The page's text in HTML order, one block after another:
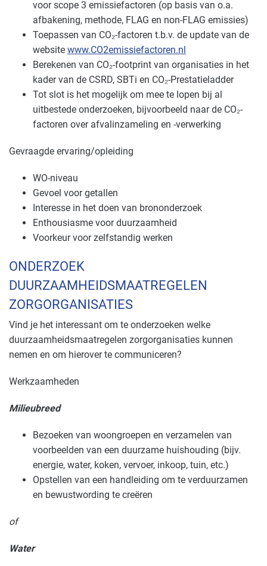
voor scope 3 emissiefactoren (op basis van o.a.
afbakening, methode, FLAG en non-FLAG emissies)
Toepassen van CO₂-factoren t.b.v. de update van de
website www.CO2emissiefactoren.nl
Berekenen van CO₂-footprint van organisaties in het
kader van de CSRD, SBTi en CO₂-Prestatieladder
Tot slot is het mogelijk om mee te lopen bij al
uitbestede onderzoeken, bijvoorbeeld naar de CO₂-
factoren over afvalinzameling en -verwerking
Gevraagde ervaring/opleiding
WO-niveau
Gevoel voor getallen
Interesse in het doen van brononderzoek
Enthousiasme voor duurzaamheid
Voorkeur voor zelfstandig werken
ONDERZOEK
DUURZAAMHEIDSMAATREGELEN
ZORGORGANISATIES
Vind je het interessant om te onderzoeken welke
duurzaamheidsmaatregelen zorgorganisaties kunnen
nemen en om hierover te communiceren?
Werkzaamheden
Milieubreed
Bezoeken van woongroepen en verzamelen van
voorbeelden van een duurzame huishouding (bijv.
energie, water, koken, vervoer, inkoop, tuin, etc.)
Opstellen van een handleiding om te verduurzamen
en bewustwording te creëren
of
Water